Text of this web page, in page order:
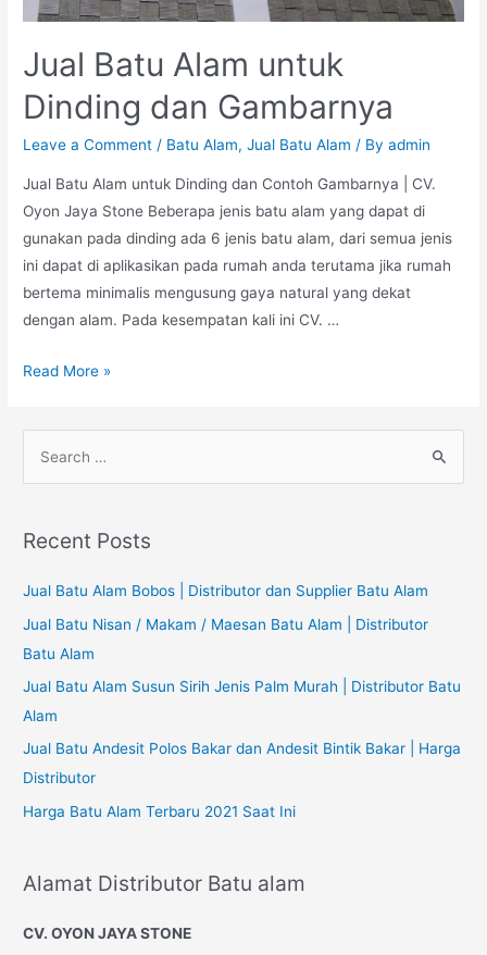
Jual Batu Alam untuk
Dinding dan Gambarnya
Leave a Comment / Batu Alam,Jual Batu Alam / Byadmin
Jual Batu Alam untuk Dinding dan Contoh Gambarnya | CV.
Oyon Jaya Stone Beberapa jenis batu alam yang dapat di
gunakan pada dinding ada 6 jenis batu alam, dari semua jenis
ini dapat di aplikasikan pada rumah anda terutama jika rumah
bertema minimalis mengusung gaya natural yang dekat
dengan alam. Pada kesempatan kali ini CV. …
Jual
untuk
Gambarnya
Read More »
r
h
o
:
Recent Posts
Jual Batu Alam Bobos | Distributor dan Supplier Batu Alam
Jual Batu Nisan / Makam / Maesan Batu Alam | Distributor
Batu Alam
Jual Batu Alam Susun Sirih Jenis Palm Murah | Distributor Batu
Alam
Jual Batu Andesit Polos Bakar dan Andesit Bintik Bakar | Harga
Distributor
Harga Batu Alam Terbaru 2021 Saat Ini
Alamat Distributor Batu alam
CV. OYON JAYA STONE